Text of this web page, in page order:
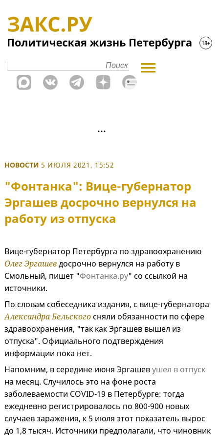
НОВОСТИ 5 ИЮЛЯ 2021, 15:52
"Фонтанка": Вице-губернатор
Эргашев досрочно вернулся на
работу из отпуска
Вице-губернатор Петербурга по здравоохранению
Олег Эргашевдосрочно вернулся на работу в
Смольный, пишет "Фонтанка.ру" со ссылкой на
источники.
По словам собеседника издания, с вице-губернатора
Александра Бельскогосняли обязанности по сфере
здравоохранения, "так как Эргашев вышел из
отпуска". Официального подтверждения
информации пока нет.
Напомним, в середине июня Эргашевушел в отпуск
на месяц. Случилось это на фоне роста
заболеваемости COVID-19 в Петербурге: тогда
ежедневно регистрировалось по 800-900 новых
случаев заражения, к 5 июля этот показатель вырос
до 1,8 тысяч. Источники предполагали, что чиновник